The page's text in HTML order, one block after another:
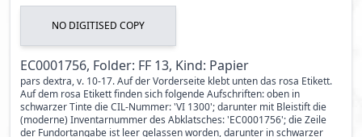
NO DIGITISED COPY
EC0001756, Folder: FF 13, Kind: Papier
pars dextra, v. 10-17. Auf der Vorderseite klebt unten das rosa Etikett.
Auf dem rosa Etikett finden sich folgende Aufschriften: oben in
schwarzer Tinte die CIL-Nummer: 'VI 1300'; darunter mit Bleistift die
(moderne) Inventarnummer des Abklatsches: 'EC0001756'; die Zeile
der Fundortangabe ist leer gelassen worden, darunter in schwarzer